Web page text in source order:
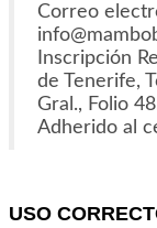
Correo
Inscripción
de Tenerife,
Gral., Folio
Adherido al
USO